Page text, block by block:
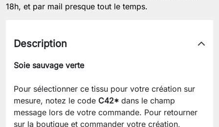
18h, et par mail presque tout le temps.
Description
Soie sauvage verte
Pour sélectionner ce tissu pour votre création sur
mesure, notez le code C42* dans le champ
message lors de votre commande. Pour retourner
sur la boutique et commander votre création,